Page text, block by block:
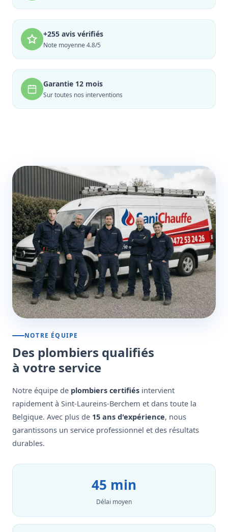
+255 avis vérifiés
Note moyenne 4.8/5
Garantie 12 mois
Sur toutes nos interventions
NOTRE ÉQUIPE
Des plombiers qualifiés
à votre service
Notre équipe de plombiers certifiés intervient
rapidement à Sint-Laureins-Berchem et dans toute la
Belgique. Avec plus de 15 ans d'expérience, nous
garantissons un service professionnel et des résultats
durables.
45 min
Délai moyen